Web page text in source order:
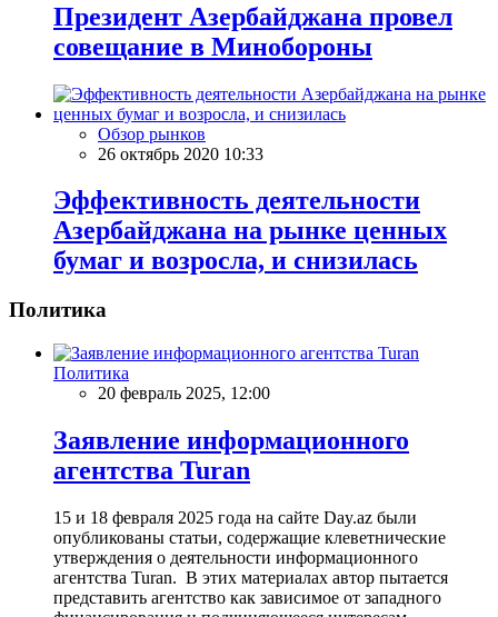
Президент Азербайджана провел
совещание в Минобороны
Обзор рынков
26 октябрь 2020 10:33
Эффективность деятельности
Азербайджана на рынке ценных
бумаг и возросла, и снизилась
Политика
Политика
20 февраль 2025, 12:00
Заявление информационного
агентства Turan
15 и 18 февраля 2025 года на сайте Day.az были
опубликованы статьи, содержащие клеветнические
утверждения о деятельности информационного
агентства Turan. В этих материалах автор пытается
представить агентство как зависимое от западного